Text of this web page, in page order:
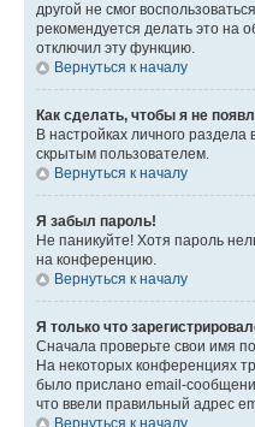
другой не смог
рекомендуется делать это на
отключил эту функцию.
Вернуться к началу
Как сделать, чтобы я не
В настройках личного
скрытым пользователем.
Вернуться к началу
Я забыл пароль!
Не паникуйте! Хотя пароль
на конференцию.
Вернуться к началу
Я только что
Сначала проверьте свои имя
На некоторых конференциях
было прислано email-
что ввели правильный адрес
Вернуться к началу